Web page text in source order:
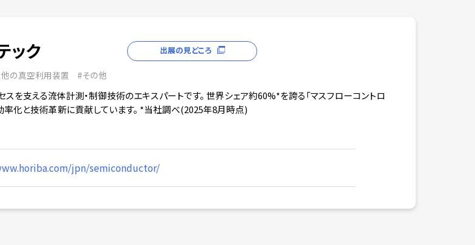
ック
の真空利用装置 #その他
出展の見どころ
を支える流体計測・制御技術のエキスパートです。 世界シェア約60%*を誇る「マスフローコントロ
率化と技術革新に貢献しています。 *当社調べ(2025年8月時点)
jpn/semiconductor/